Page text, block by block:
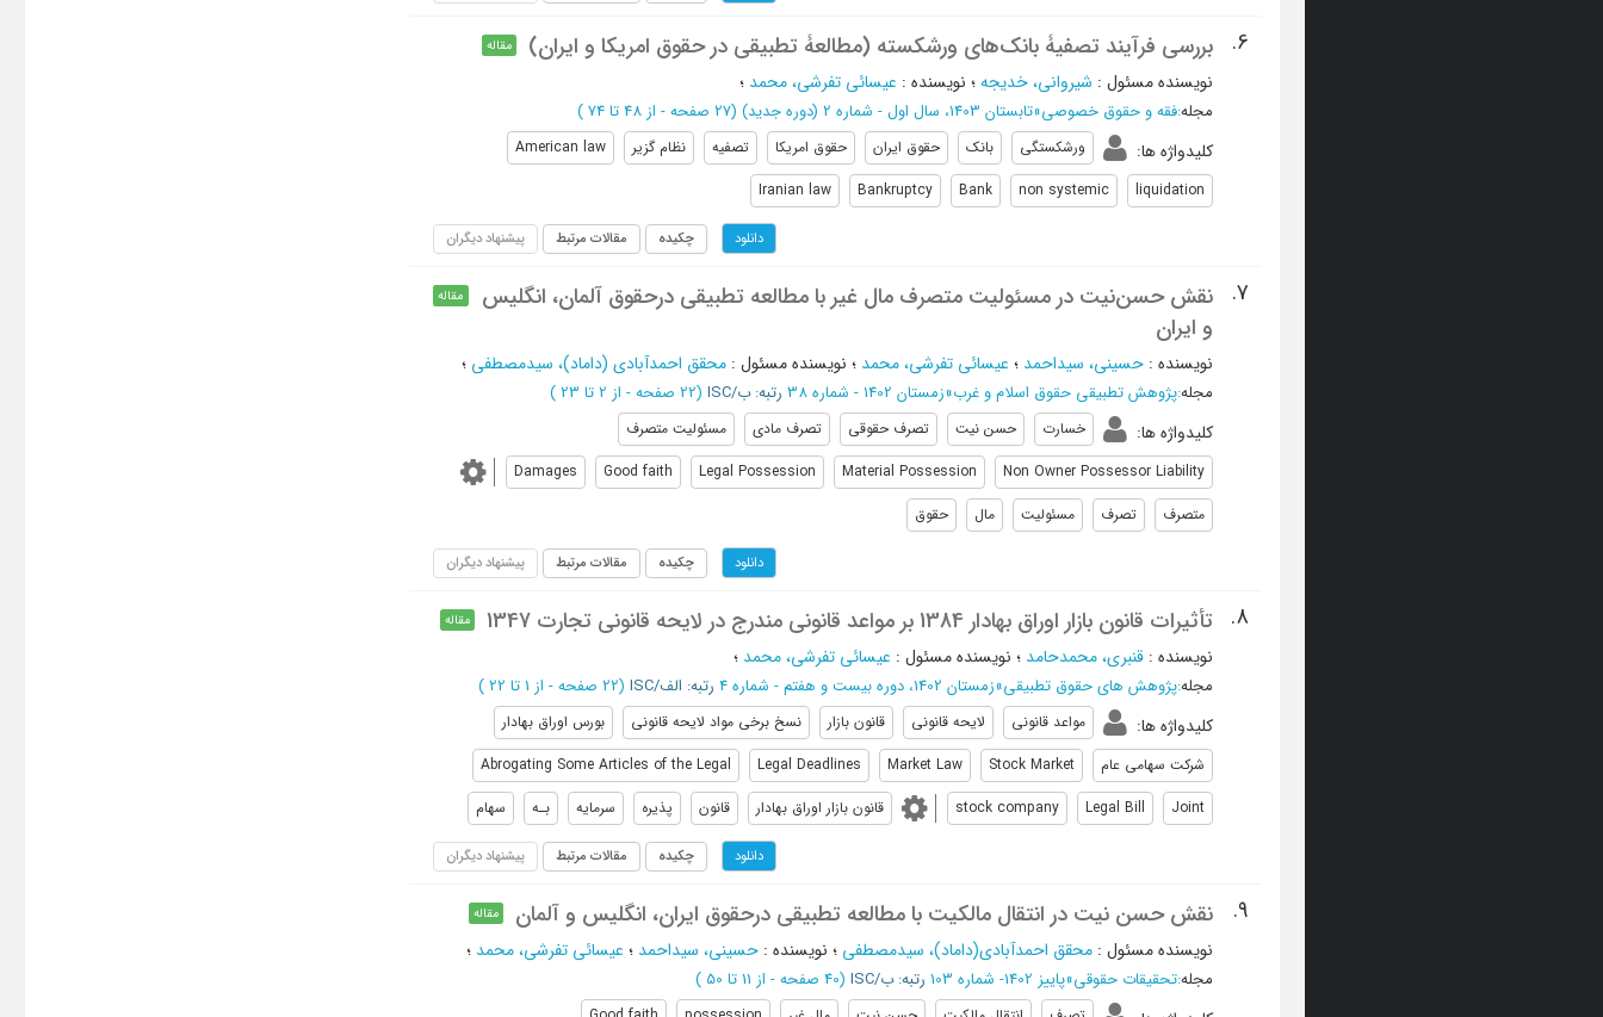
6. بررسی فرآیند تصفیۀ بانک‌های ورشکسته (مطالعۀ تطبیقی در حقوق امریکا و ایران) مقاله
نویسنده مسئول : شیروانی، خدیجه؛ نویسنده : عیسائی تفرشی، محمد ؛
مجله:فقه و حقوق خصوصی»تابستان 1403، سال اول - شماره 2 (دوره جدید) (‎27 صفحه - از 48 تا 74 )
کلیدواژه ها: ورشکستگی بانک حقوق ایران حقوق امریکا تصفیه نظام گزیر
American law
liquidation
non systemic
Bank
Bankruptcy
Iranian law
دانلود چکیده مقالات مرتبط پیشنهاد دیگران
7.
نقش حسن‌‌نیت در مسئولیت متصرف مال غیر با مطالعه تطبیقی درحقوق آلمان، ‌‌انگلیس
و ایران
مقاله
نویسنده : حسینی، سیداحمد ؛ عیسائی تفرشی، محمد ؛ نویسنده مسئول : محقق احمدآبادی (داماد)، سیدمصطفی ؛
مجله:پژوهش تطبیقی حقوق اسلام و غرب»زمستان 1402 - شماره 38 رتبه: ب/ISC (‎22 صفحه - از 2 تا 23 )
کلیدواژه ها: خسارت حسن نیت تصرف حقوقی تصرف مادی
مسئولیت متصرف
Non Owner Possessor Liability
Material Possession
Legal Possession
Good faith
Damages
متصرف
تصرف مسئولیت مال حقوق
دانلود چکیده مقالات مرتبط پیشنهاد دیگران
8. تأثیرات قانون بازار اوراق بهادار 1384 بر مواعد قانونی مندرج در لایحه قانونی تجارت 1347 مقاله
نویسنده : قنبری، محمدحامد ؛ نویسنده مسئول : عیسائی تفرشی، محمد ؛
مجله:پژوهش های حقوق تطبیقی»زمستان 1402، دوره بیست و هفتم - شماره 4 رتبه: الف/ISC (‎22 صفحه - از 1 تا 22 )
کلیدواژه ها: مواعد قانونی لایحه قانونی قانون بازار نسخ برخی مواد لایحه قانونی
بورس اوراق بهادار
شرکت سهامی عام
Stock Market
Market Law
Legal Deadlines
Abrogating Some Articles of the Legal
Joint
Legal Bill
stock company قانون بازار اوراق بهادار قانون پذیره سرمایه بـه سهام
دانلود چکیده مقالات مرتبط پیشنهاد دیگران
9. نقش حسن نیت در انتقال مالکیت با مطالعه تطبیقی درحقوق ایران، انگلیس و آلمان مقاله
نویسنده مسئول : محقق احمدآبادی(داماد)، سیدمصطفی ؛ نویسنده : حسینی، سیداحمد ؛ عیسائی تفرشی، محمد ؛
مجله:تحقیقات حقوقی»پاییز 1402- شماره 103 رتبه: ب/ISC (‎40 صفحه - از 11 تا 50 )